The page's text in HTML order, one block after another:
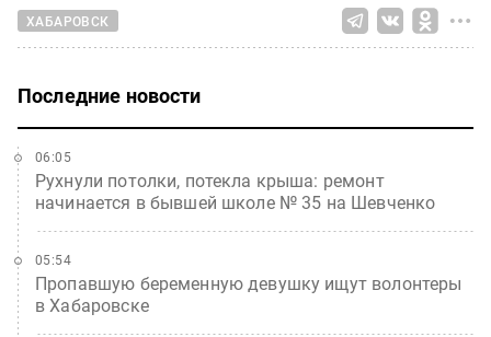
ХАБАРОВСК
Последние новости
Рухнули потолки, потекла крыша: ремонт
начинается в бывшей школе № 35 на Шевченко
06:05
Пропавшую беременную девушку ищут волонтеры
в Хабаровске
05:54